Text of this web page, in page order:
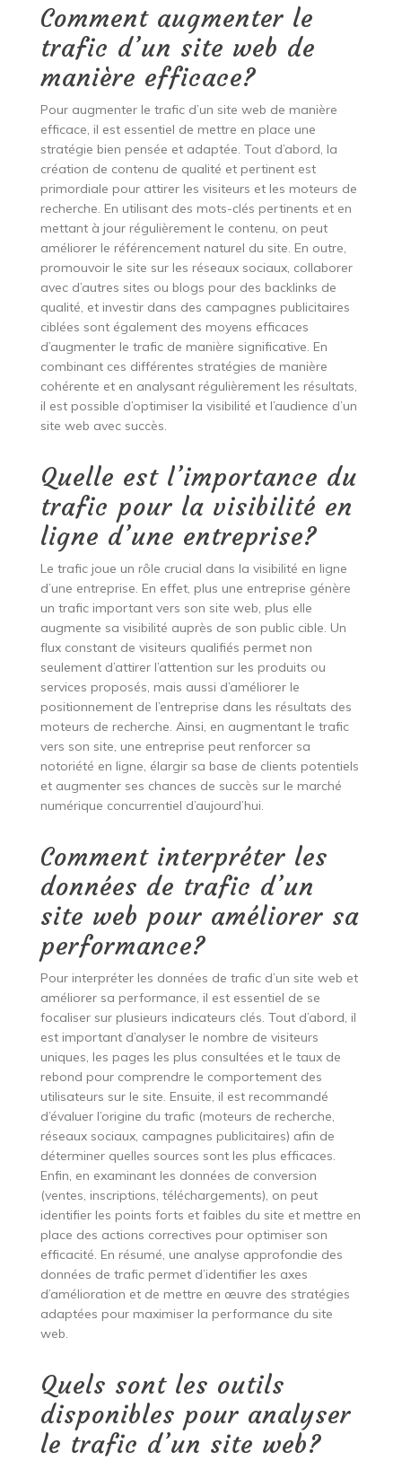
Comment augmenter le
trafic d’un site web de
manière efficace?
Pour augmenter le trafic d’un site web de manière
efficace, il est essentiel de mettre en place une
stratégie bien pensée et adaptée. Tout d’abord, la
création de contenu de qualité et pertinent est
primordiale pour attirer les visiteurs et les moteurs de
recherche. En utilisant des mots-clés pertinents et en
mettant à jour régulièrement le contenu, on peut
améliorer le référencement naturel du site. En outre,
promouvoir le site sur les réseaux sociaux, collaborer
avec d’autres sites ou blogs pour des backlinks de
qualité, et investir dans des campagnes publicitaires
ciblées sont également des moyens efficaces
d’augmenter le trafic de manière significative. En
combinant ces différentes stratégies de manière
cohérente et en analysant régulièrement les résultats,
il est possible d’optimiser la visibilité et l’audience d’un
site web avec succès.
Quelle est l’importance du
trafic pour la visibilité en
ligne d’une entreprise?
Le trafic joue un rôle crucial dans la visibilité en ligne
d’une entreprise. En effet, plus une entreprise génère
un trafic important vers son site web, plus elle
augmente sa visibilité auprès de son public cible. Un
flux constant de visiteurs qualifiés permet non
seulement d’attirer l’attention sur les produits ou
services proposés, mais aussi d’améliorer le
positionnement de l’entreprise dans les résultats des
moteurs de recherche. Ainsi, en augmentant le trafic
vers son site, une entreprise peut renforcer sa
notoriété en ligne, élargir sa base de clients potentiels
et augmenter ses chances de succès sur le marché
numérique concurrentiel d’aujourd’hui.
Comment interpréter les
données de trafic d’un
site web pour améliorer sa
performance?
Pour interpréter les données de trafic d’un site web et
améliorer sa performance, il est essentiel de se
focaliser sur plusieurs indicateurs clés. Tout d’abord, il
est important d’analyser le nombre de visiteurs
uniques, les pages les plus consultées et le taux de
rebond pour comprendre le comportement des
utilisateurs sur le site. Ensuite, il est recommandé
d’évaluer l’origine du trafic (moteurs de recherche,
réseaux sociaux, campagnes publicitaires) afin de
déterminer quelles sources sont les plus efficaces.
Enfin, en examinant les données de conversion
(ventes, inscriptions, téléchargements), on peut
identifier les points forts et faibles du site et mettre en
place des actions correctives pour optimiser son
efficacité. En résumé, une analyse approfondie des
données de trafic permet d’identifier les axes
d’amélioration et de mettre en œuvre des stratégies
adaptées pour maximiser la performance du site
web.
Quels sont les outils
disponibles pour analyser
le trafic d’un site web?